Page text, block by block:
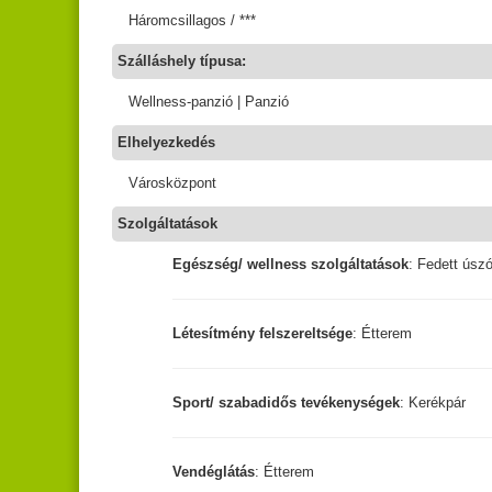
Háromcsillagos / ***
Szálláshely típusa:
Wellness-panzió | Panzió
Elhelyezkedés
Városközpont
Szolgáltatások
Egészség/ wellness szolgáltatások: Fedett
Létesítmény felszereltsége: Étterem
Sport/ szabadidős tevékenységek: Kerékpár
Vendéglátás: Étterem